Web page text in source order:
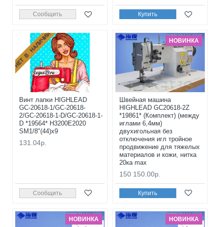
Сообщить Купить
НЕТ В НАЛИЧИИ
Винт лапки HIGHLEAD
GС-20618-1/GС-20618-
2/GС-20618-1-D/GС-20618-1-
D *19564* H3200E2020
SM1/8"(44)x9
131.04р.
Сообщить
НОВИНКА
Швейная машина
HIGHLEAD GC20618-2Z
*19861* (Комплект) (между
иглами 6,4мм)
двухигольная без
отключения игл тройное
продвижение для тяжелых
материалов и кожи, нитка
20ка max
150 150.00р.
Купить
НОВИНКА НОВИНКА